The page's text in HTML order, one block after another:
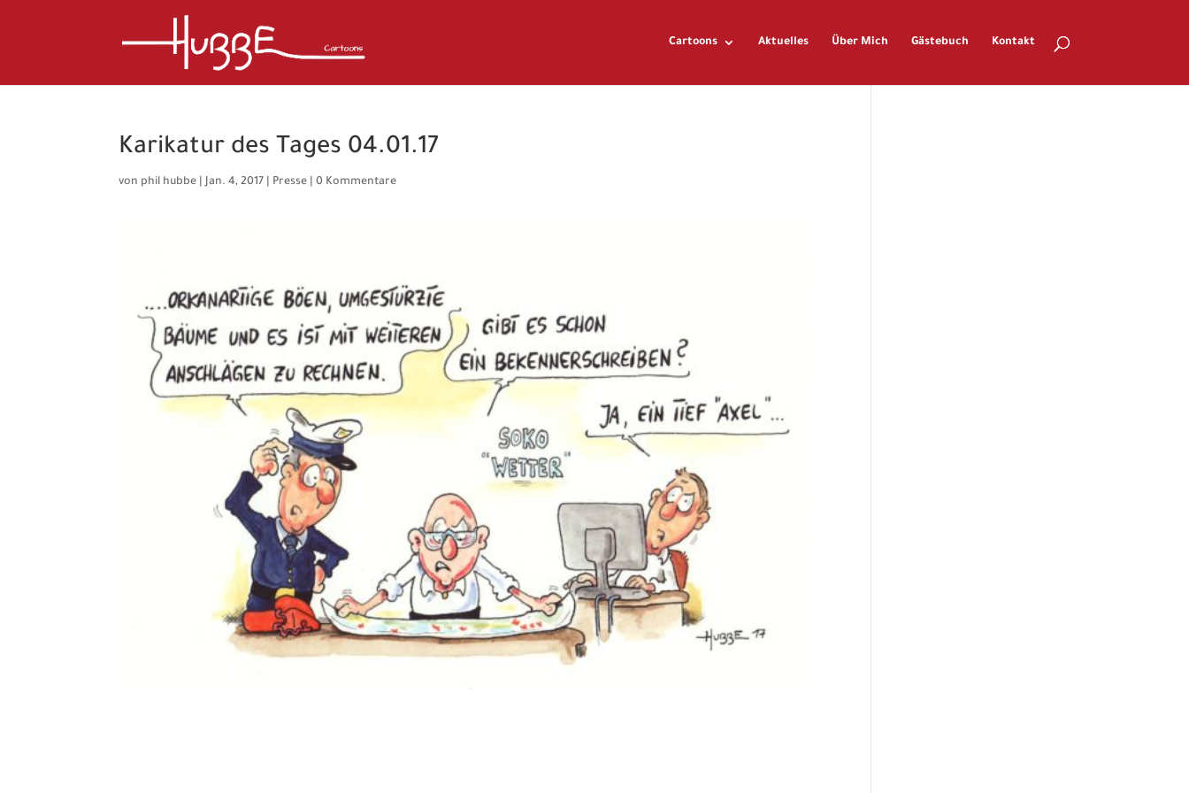
Cartoons Aktuelles Über Mich Gästebuch Kontakt
Karikatur des Tages 04.01.17
von phil hubbe |Jan. 4, 2017 Presse |0 Kommentare